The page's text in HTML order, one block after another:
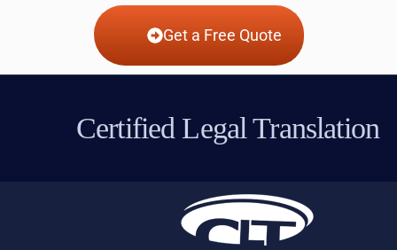
Get a Free Quote
Certified Legal Translation